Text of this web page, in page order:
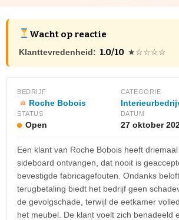
Wacht op reactie
Klanttevredenheid: 1.0/10 ★☆☆☆☆
BEDRIJF
Roche Bobois
CATEGORIE
STATUS
Open
DATUM
27 oktober
Een klant van Roche Bobois heeft
sideboard ontvangen, dat nooit is
bevestigde fabricagefouten. Ondanks
terugbetaling biedt het bedrijf geen
de gevolgschade, terwijl de eetkamer
het meubel. De klant voelt zich benadeeld